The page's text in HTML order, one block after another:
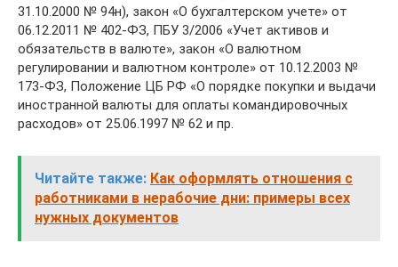
31.10.2000 № 94н), закон «О бухгалтерском учете» от
06.12.2011 № 402-ФЗ, ПБУ 3/2006 «Учет активов и
обязательств в валюте», закон «О валютном
регулировании и валютном контроле» от 10.12.2003 №
173-ФЗ, Положение ЦБ РФ «О порядке покупки и выдачи
иностранной валюты для оплаты командировочных
расходов» от 25.06.1997 № 62 и пр.
Читайте также: Как оформлять отношения с
работниками в нерабочие дни: примеры всех
нужных документов